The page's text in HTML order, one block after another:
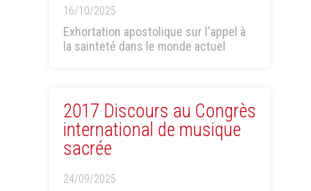
16/10/2025
Exhortation apostolique sur l'appel à
la sainteté dans le monde actuel
2017 Discours au Congrès
international de musique
sacrée
24/09/2025